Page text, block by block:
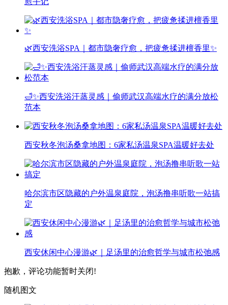
🌿西安洗浴SPA｜都市隐奢疗愈，把疲惫揉进檀香里✨
🛁✨西安洗浴汗蒸灵感｜偷师武汉高端水疗的满分放松
范本
西安秋冬泡汤桑拿地图：6家私汤温泉SPA温暖好去处
哈尔滨市区隐藏的户外温泉庭院，泡汤撸串听歌一站搞
定
西安休闲中心漫游🌿｜足汤里的治愈哲学与城市松弛感
抱歉，评论功能暂时关闭!
随机图文